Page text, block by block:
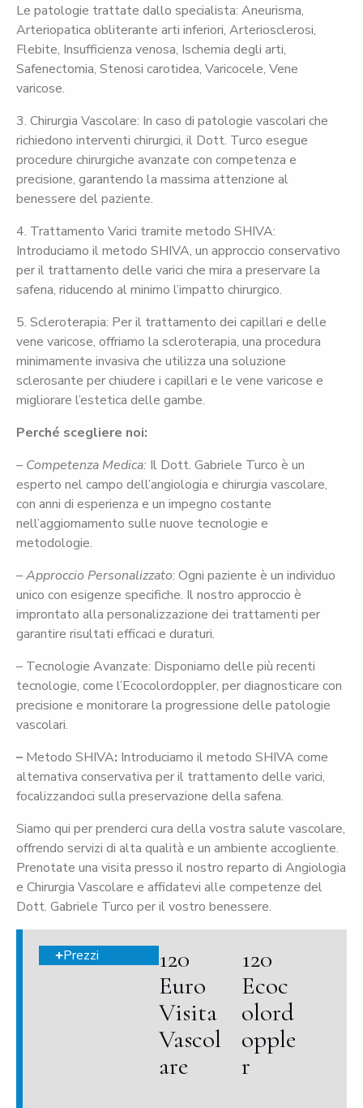
Le patologie trattate dallo specialista: Aneurisma,
Arteriopatica obliterante arti inferiori, Arteriosclerosi,
Flebite, Insufficienza venosa, Ischemia degli arti,
Safenectomia, Stenosi carotidea, Varicocele, Vene
varicose.
3. Chirurgia Vascolare: In caso di patologie vascolari che
richiedono interventi chirurgici, il Dott. Turco esegue
procedure chirurgiche avanzate con competenza e
precisione, garantendo la massima attenzione al
benessere del paziente.
4. Trattamento Varici tramite metodo SHIVA:
Introduciamo il metodo SHIVA, un approccio conservativo
per il trattamento delle varici che mira a preservare la
safena, riducendo al minimo l’impatto chirurgico.
5. Scleroterapia: Per il trattamento dei capillari e delle
vene varicose, offriamo la scleroterapia, una procedura
minimamente invasiva che utilizza una soluzione
sclerosante per chiudere i capillari e le vene varicose e
migliorare l’estetica delle gambe.
Perché scegliere noi:
– Competenza Medica: Il Dott. Gabriele Turco è un
esperto nel campo dell’angiologia e chirurgia vascolare,
con anni di esperienza e un impegno costante
nell’aggiornamento sulle nuove tecnologie e
metodologie.
–Approccio Personalizzato: Ogni paziente è un individuo
unico con esigenze specifiche. Il nostro approccio è
improntato alla personalizzazione dei trattamenti per
garantire risultati efficaci e duraturi.
– Tecnologie Avanzate: Disponiamo delle più recenti
tecnologie, come l’Ecocolordoppler, per diagnosticare con
precisione e monitorare la progressione delle patologie
vascolari.
– Metodo SHIVA: Introduciamo il metodo SHIVA come
alternativa conservativa per il trattamento delle varici,
focalizzandoci sulla preservazione della safena.
Siamo qui per prenderci cura della vostra salute vascolare,
offrendo servizi di alta qualità e un ambiente accogliente.
Prenotate una visita presso il nostro reparto di Angiologia
e Chirurgia Vascolare e affidatevi alle competenze del
Dott. Gabriele Turco per il vostro benessere.
Prezzi
120
Euro
Visita
Vascol
are
120
Ecoc
olord
opple
r